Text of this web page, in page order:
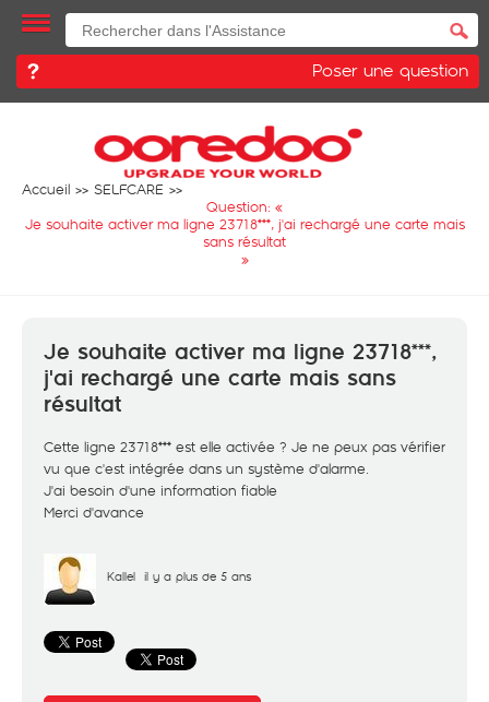
Poser une question
Accueil
SELFCARE
Question: «
Je souhaite activer ma ligne 23718***, j'ai rechargé une carte mais
sans résultat
»
Je souhaite activer ma ligne 23718***,
j'ai rechargé une carte mais sans
résultat
Cette ligne 23718*** est elle activée ? Je ne peux pas vérifier
vu que c'est intégrée dans un système d'alarme.
J'ai besoin d'une information fiable
Merci d'avance
Kallel il y a plus de 5 ans